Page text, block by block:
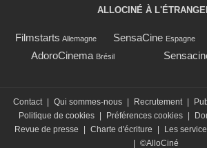
ALLOCINÉ À
Filmstarts Allemagne SensaCine Espagne
AdoroCinema Brésil
Contact | Qui sommes-nous | Recrutement |
Politique de cookies | Préférences cookies |
Revue de presse
| Charte d'écriture | Les
| ©AlloCiné